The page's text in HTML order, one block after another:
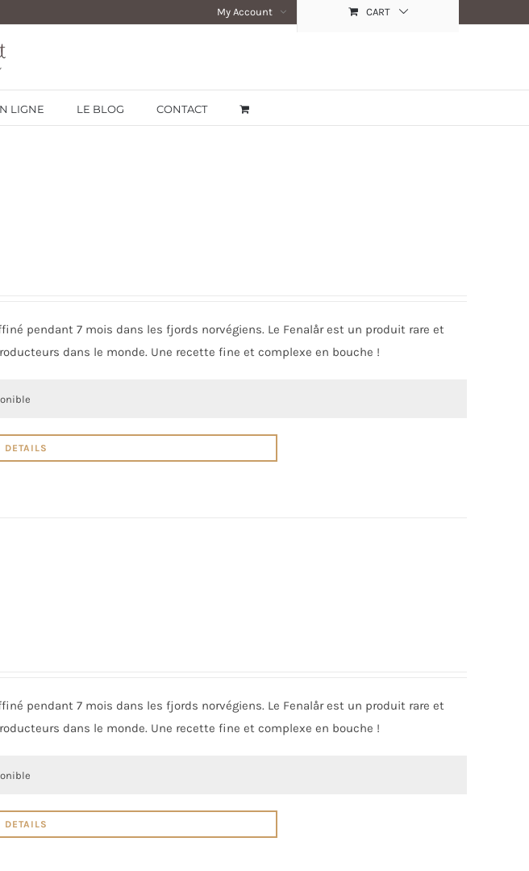
My Account CART
LIGNE LE BLOG CONTACT
pendant 7 mois dans les fjords norvégiens. Le Fenalår est un produit rare et
dans le monde. Une recette fine et complexe en bouche !
DETAILS
pendant 7 mois dans les fjords norvégiens. Le Fenalår est un produit rare et
dans le monde. Une recette fine et complexe en bouche !
DETAILS